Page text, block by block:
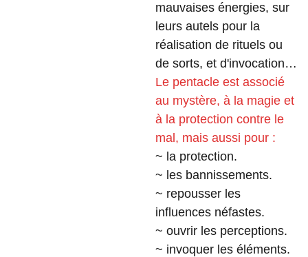
mauvaises énergies, sur
leurs autels pour la
réalisation de rituels ou
de sorts, et d'invocation…
Le pentacle est associé
au mystère, à la magie et
à la protection contre le
mal, mais aussi pour :
~ la protection.
~ les bannissements.
~ repousser les
influences néfastes.
~ ouvrir les perceptions.
~ invoquer les éléments.